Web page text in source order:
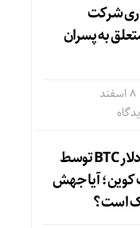
دلاری شرکت
به پسران
انباشت ۱۲ میلیارد دلار BTC توسط
کوین؛ آیا جهش
است؟